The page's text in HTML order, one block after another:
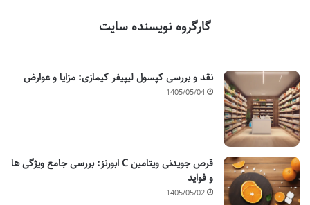
گارگروه نویسنده سایت
نقد و بررسی کپسول لیپیفر کیمازی: مزایا و عوارض
1405/05/04
قرص جویدنی ویتامین C ابورنز: بررسی جامع ویژگی ها
و فواید
1405/05/02